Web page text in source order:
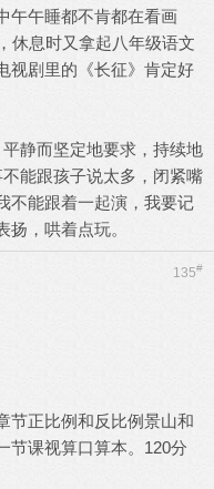
午午睡都不肯都在看画
休息时又拿起八年级语文
视剧里的《长征》肯定好
静而坚定地要求，持续地
能跟孩子说太多，闭紧嘴
不能跟着一起演，我要记
，哄着点玩。
135#
节正比例和反比例景山和
节课视算口算本。120分